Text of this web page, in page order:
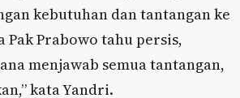
kebutuhan dan tantangan ke
Pak Prabowo tahu persis,
menjawab semua tantangan,
kata Yandri.